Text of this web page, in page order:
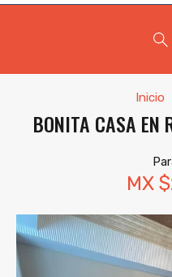
Inicio
BONITA CASA EN
MX